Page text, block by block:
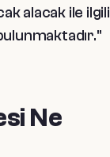
alacak ile ilgili
Ne